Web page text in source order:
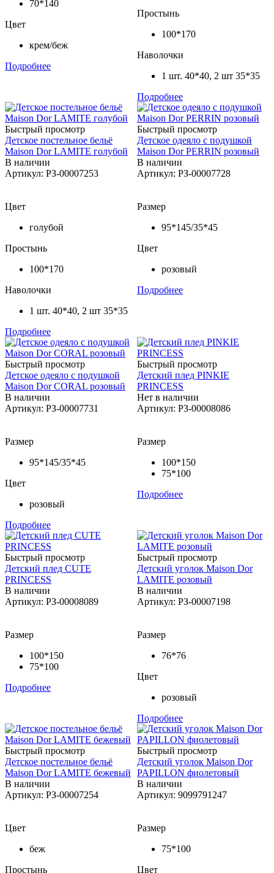
70*140
Цвет
крем/беж
Подробнее
Простынь
100*170
Наволочки
1 шт. 40*40, 2 шт 35*35
Подробнее
Быстрый просмотр
Детское постельное бельё
Maison Dor LAMITE голубой
В наличии
Артикул: РЗ-00007253
Цвет
голубой
Простынь
100*170
Наволочки
1 шт. 40*40, 2 шт 35*35
Подробнее
Быстрый просмотр
Детское одеяло с подушкой
Maison Dor PERRIN розовый
В наличии
Артикул: РЗ-00007728
Размер
95*145/35*45
Цвет
розовый
Подробнее
Быстрый просмотр
Детское одеяло с подушкой
Maison Dor CORAL розовый
В наличии
Артикул: РЗ-00007731
Размер
95*145/35*45
Цвет
розовый
Подробнее
Быстрый просмотр
Детский плед PINKIE
PRINCESS
Нет в наличии
Артикул: РЗ-00008086
Размер
100*150
75*100
Подробнее
Быстрый просмотр
Детский плед CUTE
PRINCESS
В наличии
Артикул: РЗ-00008089
Размер
100*150
75*100
Подробнее
Быстрый просмотр
Детский уголок Maison Dor
LAMITE розовый
В наличии
Артикул: РЗ-00007198
Размер
76*76
Цвет
розовый
Подробнее
Быстрый просмотр
Детское постельное бельё
Maison Dor LAMITE бежевый
В наличии
Артикул: РЗ-00007254
Цвет
беж
Простынь
Быстрый просмотр
Детский уголок Maison Dor
PAPILLON фиолетовый
В наличии
Артикул: 9099791247
Размер
75*100
Цвет